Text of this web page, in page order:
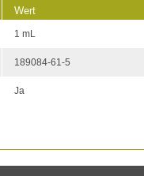
Wert
1 mL
189084-61-5
Ja